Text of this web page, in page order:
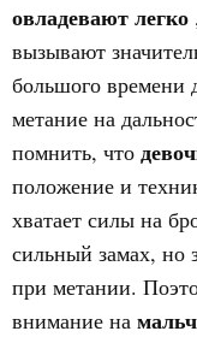
овладевают легко
вызывают
большого времени
метание на
помнить, что
положение и
хватает силы на
сильный замах, но
при метании.
внимание на